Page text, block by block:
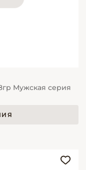
Мужская серия